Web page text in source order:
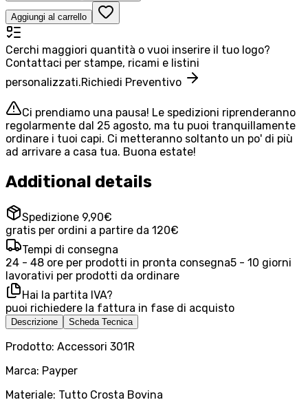
Aggiungi al carrello
Cerchi maggiori quantità o vuoi inserire il tuo logo?
Contattaci per stampe, ricami e listini
personalizzati.Richiedi Preventivo
Ci prendiamo una pausa! Le spedizioni riprenderanno
regolarmente dal 25 agosto, ma tu puoi tranquillamente
ordinare i tuoi capi. Ci metteranno soltanto un po' di più
ad arrivare a casa tua. Buona estate!
Additional details
Spedizione 9,90€
gratis per ordini a partire da 120€
Tempi di consegna
24 - 48 ore per prodotti in pronta consegna5 - 10 giorni
lavorativi per prodotti da ordinare
Hai la partita IVA?
puoi richiedere la fattura in fase di acquisto
Descrizione Scheda Tecnica
Prodotto: Accessori 301R
Marca: Payper
Materiale: Tutto Crosta Bovina